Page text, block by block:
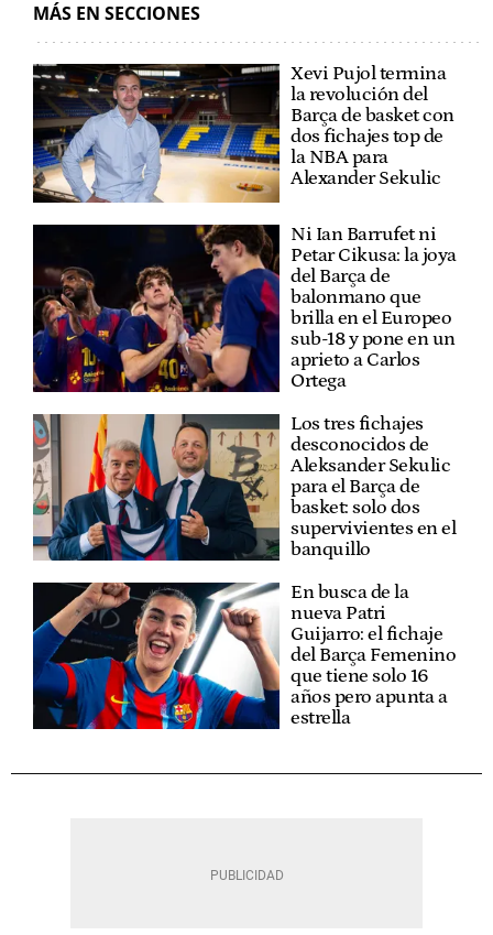
MÁS EN SECCIONES
Xevi Pujol termina
la revolución del
Barça de basket con
dos fichajes top de
la NBA para
Alexander Sekulic
Ni Ian Barrufet ni
Petar Cikusa: la joya
del Barça de
balonmano que
brilla en el Europeo
sub-18 y pone en un
aprieto a Carlos
Ortega
Los tres fichajes
desconocidos de
Aleksander Sekulic
para el Barça de
basket: solo dos
supervivientes en el
banquillo
En busca de la
nueva Patri
Guijarro: el fichaje
del Barça Femenino
que tiene solo 16
años pero apunta a
estrella